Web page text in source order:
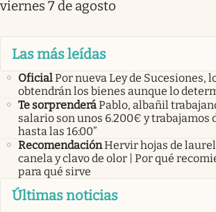
viernes 7 de agosto
Las más leídas
OficialPor nueva Ley de Sucesiones,
obtendrán los bienes aunque lo
Te sorprenderáPablo, albañil
salario son unos 6.200€ y trabajamos
hasta las 16:00”
RecomendaciónHervir hojas de
canela y clavo de olor | Por qué
para qué sirve
Últimas noticias